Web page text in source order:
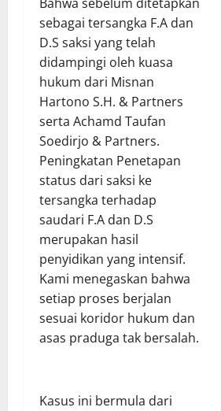
sebagai tersangka F.A dan
D.S saksi yang telah
didampingi oleh kuasa
hukum dari Misnan
Hartono S.H. & Partners
serta Achamd Taufan
Soedirjo & Partners.
Peningkatan Penetapan
status dari saksi ke
tersangka terhadap
saudari F.A dan D.S
merupakan hasil
penyidikan yang intensif.
Kami menegaskan bahwa
setiap proses berjalan
sesuai koridor hukum dan
asas praduga tak bersalah.
Kasus ini bermula dari